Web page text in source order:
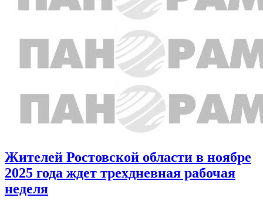
Жителей Ростовской области в ноябре
2025 года ждет трехдневная рабочая
неделя